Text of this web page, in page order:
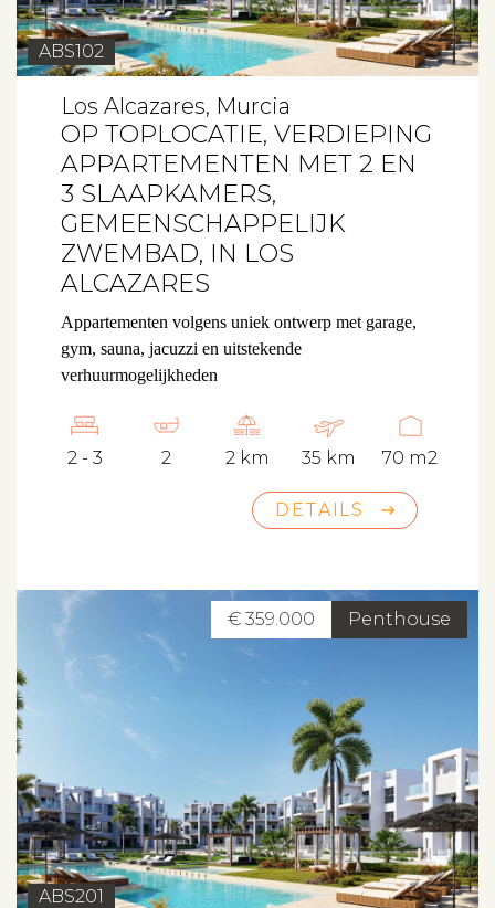
ABS102
Los Alcazares, Murcia
OP TOPLOCATIE, VERDIEPING
APPARTEMENTEN MET 2 EN
3 SLAAPKAMERS,
GEMEENSCHAPPELIJK
ZWEMBAD, IN LOS
ALCAZARES
Appartementen volgens uniek ontwerp met garage,
gym, sauna, jacuzzi en uitstekende
verhuurmogelijkheden
2 - 3 2 2 km 35 km 70 m2
DETAILS
Penthouse
€ 359.000
ABS201